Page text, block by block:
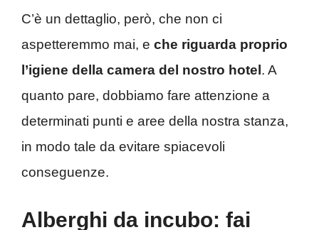
C’è un dettaglio, però, che non ci
aspetteremmo mai, e che riguarda proprio
l’igiene della camera del nostro hotel. A
quanto pare, dobbiamo fare attenzione a
determinati punti e aree della nostra stanza,
in modo tale da evitare spiacevoli
conseguenze.
Alberghi da incubo: fai